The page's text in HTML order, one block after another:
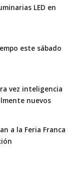
LED en
este sábado
vez inteligencia
nuevos
a la Feria Franca